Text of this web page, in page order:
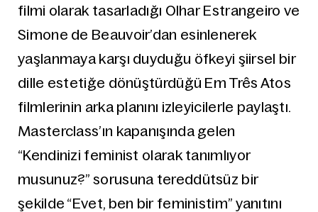
filmi olarak tasarladığı Olhar Estrangeiro ve
Simone de Beauvoir’dan esinlenerek
yaşlanmaya karşı duyduğu öfkeyi şiirsel bir
dille estetiğe dönüştürdüğü Em Três Atos
filmlerinin arka planını izleyicilerle paylaştı.
Masterclass’ın kapanışında gelen
“Kendinizi feminist olarak tanımlıyor
musunuz?” sorusuna tereddütsüz bir
şekilde “Evet, ben bir feministim” yanıtını